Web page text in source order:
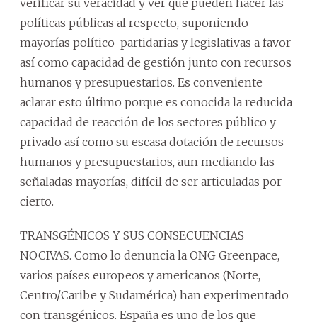
verificar su veracidad y ver qué pueden hacer las
políticas públicas al respecto, suponiendo
mayorías político-partidarias y legislativas a favor
así como capacidad de gestión junto con recursos
humanos y presupuestarios. Es conveniente
aclarar esto último porque es conocida la reducida
capacidad de reacción de los sectores público y
privado así como su escasa dotación de recursos
humanos y presupuestarios, aun mediando las
señaladas mayorías, difícil de ser articuladas por
cierto.
TRANSGÉNICOS Y SUS CONSECUENCIAS
NOCIVAS. Como lo denuncia la ONG Greenpace,
varios países europeos y americanos (Norte,
Centro/Caribe y Sudamérica) han experimentado
con transgénicos. España es uno de los que